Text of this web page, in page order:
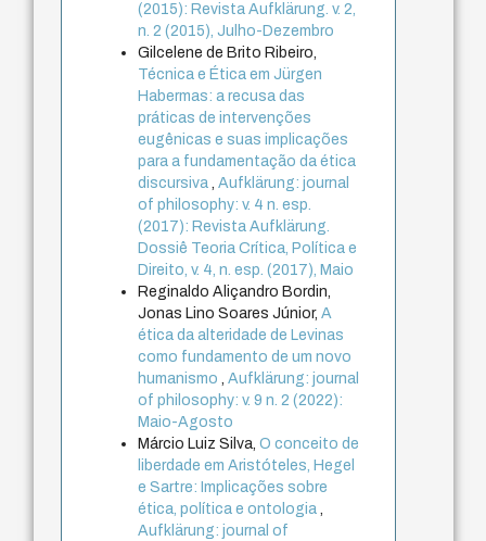
(2015): Revista Aufklärung. v. 2,
n. 2 (2015), Julho-Dezembro
Gilcelene de Brito Ribeiro,
Técnica e Ética em Jürgen
Habermas: a recusa das
práticas de intervenções
eugênicas e suas implicações
para a fundamentação da ética
discursiva,Aufklärung: journal
of philosophy: v. 4 n. esp.
(2017): Revista Aufklärung.
Dossiê Teoria Crítica, Política e
Direito, v. 4, n. esp. (2017), Maio
Reginaldo Aliçandro Bordin,
Jonas Lino Soares Júnior,A
ética da alteridade de Levinas
como fundamento de um novo
humanismo,Aufklärung: journal
of philosophy: v. 9 n. 2 (2022):
Maio-Agosto
Márcio Luiz Silva,O conceito de
liberdade em Aristóteles, Hegel
e Sartre: Implicações sobre
ética, política e ontologia,
Aufklärung: journal of